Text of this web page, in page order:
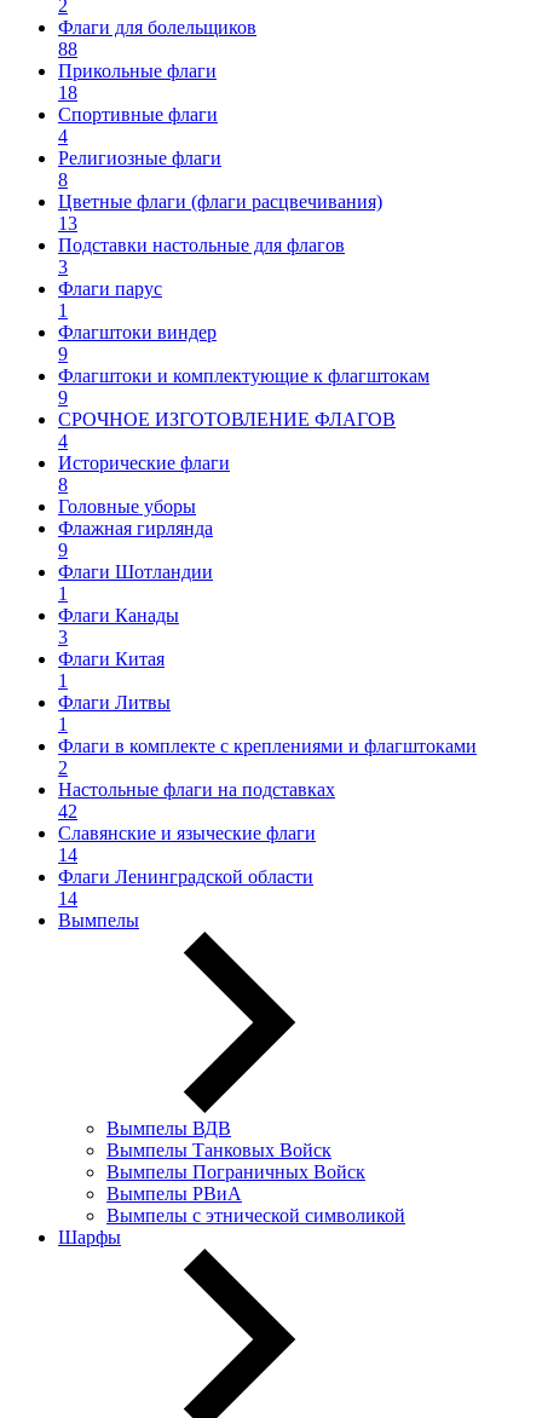
2
Флаги для болельщиков
88
Прикольные флаги
18
Спортивные флаги
4
Религиозные флаги
8
Цветные флаги (флаги расцвечивания)
13
Подставки настольные для флагов
3
Флаги парус
1
Флагштоки виндер
9
Флагштоки и комплектующие к флагштокам
9
СРОЧНОЕ ИЗГОТОВЛЕНИЕ ФЛАГОВ
4
Исторические флаги
8
Головные уборы
Флажная гирлянда
9
Флаги Шотландии
1
Флаги Канады
3
Флаги Китая
1
Флаги Литвы
1
Флаги в комплекте с креплениями и флагштоками
2
Настольные флаги на подставках
42
Славянские и языческие флаги
14
Флаги Ленинградской области
14
Вымпелы
Вымпелы ВДВ
Вымпелы Танковых Войск
Вымпелы Пограничных Войск
Вымпелы РВиА
Вымпелы с этнической символикой
Шарфы